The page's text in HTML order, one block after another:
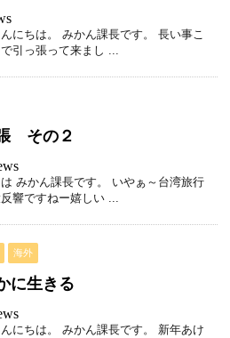
にちは。 みかん課長です。 長い事こ
引っ張って来まし ...
その２
みかん課長です。 いやぁ～台湾旅行
響ですねー嬉しい ...
海外
に生きる
にちは。 みかん課長です。 新年あけ